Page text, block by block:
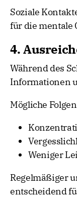
Soziale
für die mentale
4.
Während des
Informationen
Mögliche
Weniger
Regelmäßiger
entscheidend